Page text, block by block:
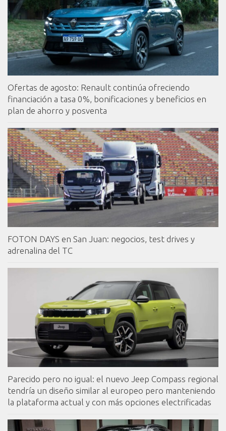
Ofertas de agosto: Renault continúa ofreciendo
financiación a tasa 0%, bonificaciones y beneficios en
plan de ahorro y posventa
FOTON DAYS en San Juan: negocios, test drives y
adrenalina del TC
Parecido pero no igual: el nuevo Jeep Compass regional
tendría un diseño similar al europeo pero manteniendo
la plataforma actual y con más opciones electrificadas